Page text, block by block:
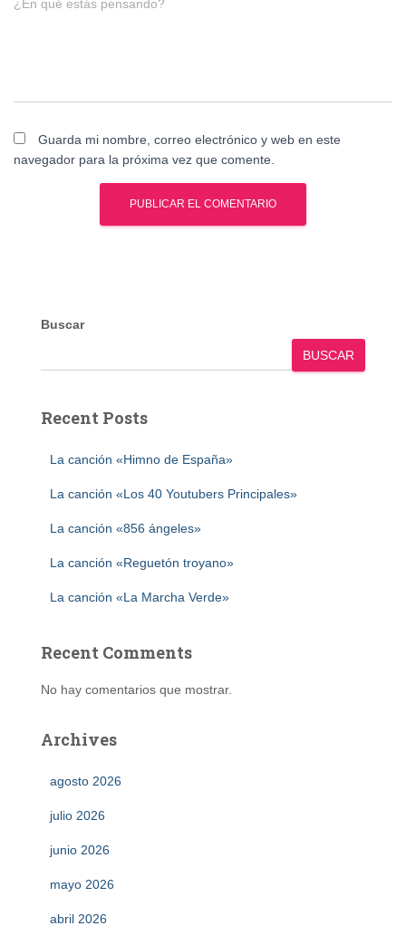
¿En qué estás pensando?
Guarda mi nombre, correo electrónico y web en este
navegador para la próxima vez que comente.
Buscar
BUSCAR
Recent Posts
La canción «Himno de España»
La canción «Los 40 Youtubers Principales»
La canción «856 ángeles»
La canción «Reguetón troyano»
La canción «La Marcha Verde»
Recent Comments
No hay comentarios que mostrar.
Archives
agosto 2026
julio 2026
junio 2026
mayo 2026
abril 2026